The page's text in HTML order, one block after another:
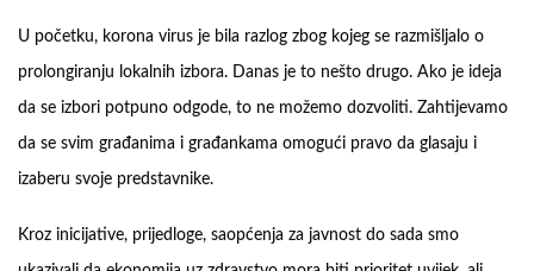
U početku, korona virus je bila razlog zbog kojeg se razmišljalo o
prolongiranju lokalnih izbora. Danas je to nešto drugo. Ako je ideja
da se izbori potpuno odgode, to ne možemo dozvoliti. Zahtijevamo
da se svim građanima i građankama omogući pravo da glasaju i
izaberu svoje predstavnike.
Kroz inicijative, prijedloge, saopćenja za javnost do sada smo